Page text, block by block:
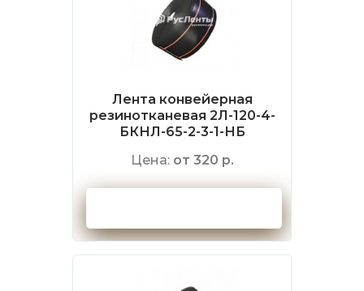
Лента конвейерная
резинотканевая 2Л-120-4-
БКНЛ-65-2-3-1-НБ
Цена: от 320 р.